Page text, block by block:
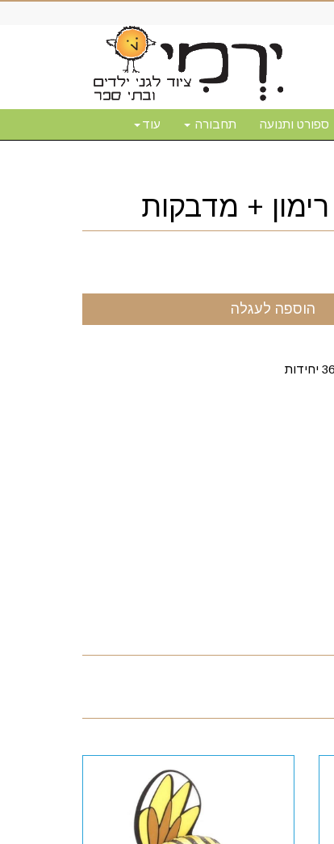
ספורט ותנועה תחבורה עוד
+ מדבקות
הוספה לעגלה